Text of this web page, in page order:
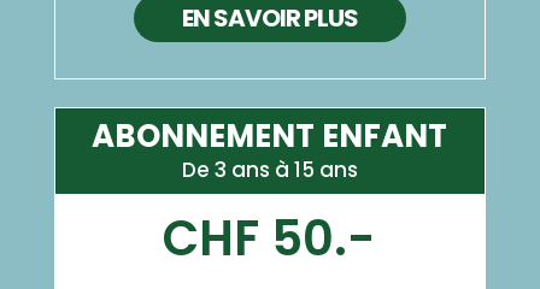
EN SAVOIR PLUS
ABONNEMENT ENFANT
De 3 ans à 15 ans
CHF 50.-